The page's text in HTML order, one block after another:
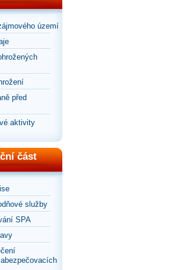
území
před
aktivity
část
služby
SPA